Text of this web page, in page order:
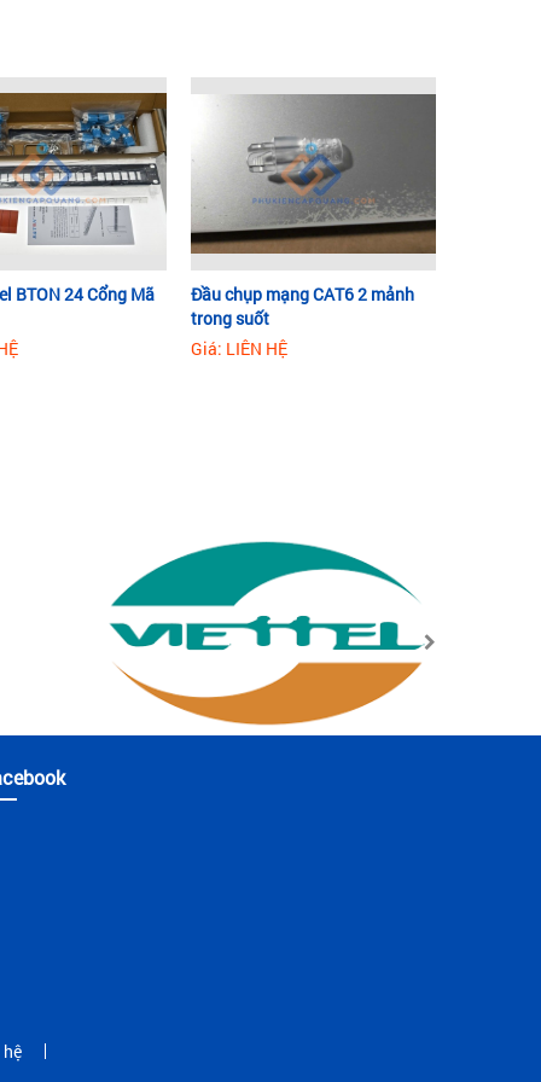
BTON 24 Cổng Mã
Đầu chụp mạng CAT6 2 mảnh
trong suốt
Giá: LIÊN HỆ